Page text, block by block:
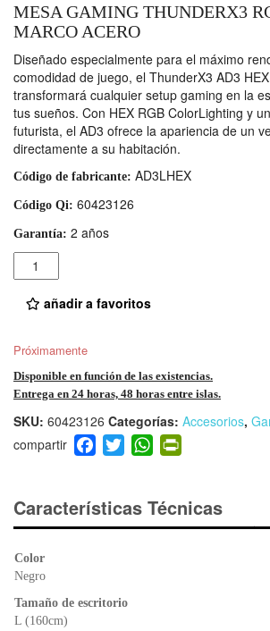
MESA GAMING THUNDERX3
MARCO ACERO
Diseñado especialmente para el máximo
comodidad de juego, el ThunderX3 AD3
transformará cualquier setup gaming en la
tus sueños. Con HEX RGB ColorLighting y
futurista, el AD3 ofrece la apariencia de un
directamente a su habitación.
Código de fabricante: AD3LHEX
Código Qi: 60423126
Garantía: 2 años
Cantidad
añadir a favoritos
Próximamente
Disponible en función de las existencias.
Entrega en 24 horas, 48 horas entre islas.
SKU: 60423126 Categorías: Accesorios,
F
a
e
b
k
T
wi
er
W
h
s
A
ri
e
Características Técnicas
Color
Negro
Tamaño de escritorio
L (160cm)